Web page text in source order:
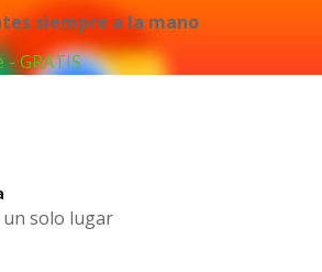
siempre a la mano
GRATIS
solo lugar